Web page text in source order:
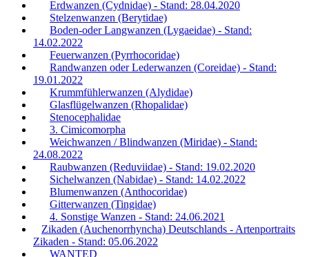
Erdwanzen (Cydnidae) - Stand: 28.04.2020
Stelzenwanzen (Berytidae)
Boden-oder Langwanzen (Lygaeidae) - Stand:
14.02.2022
Feuerwanzen (Pyrrhocoridae)
Randwanzen oder Lederwanzen (Coreidae) - Stand:
19.01.2022
Krummfühlerwanzen (Alydidae)
Glasflügelwanzen (Rhopalidae)
Stenocephalidae
3. Cimicomorpha
Weichwanzen / Blindwanzen (Miridae) - Stand:
24.08.2022
Raubwanzen (Reduviidae) - Stand: 19.02.2020
Sichelwanzen (Nabidae) - Stand: 14.02.2022
Blumenwanzen (Anthocoridae)
Gitterwanzen (Tingidae)
4. Sonstige Wanzen - Stand: 24.06.2021
Zikaden (Auchenorrhyncha) Deutschlands - Artenportraits
Zikaden - Stand: 05.06.2022
WANTED